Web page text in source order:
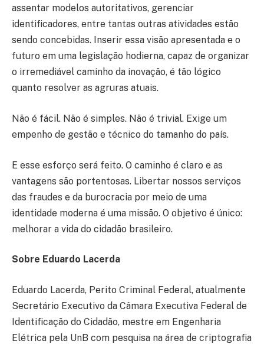
assentar modelos autoritativos, gerenciar
identificadores, entre tantas outras atividades estão
sendo concebidas. Inserir essa visão apresentada e o
futuro em uma legislação hodierna, capaz de organizar
o irremediável caminho da inovação, é tão lógico
quanto resolver as agruras atuais.
Não é fácil. Não é simples. Não é trivial. Exige um
empenho de gestão e técnico do tamanho do país.
E esse esforço será feito. O caminho é claro e as
vantagens são portentosas. Libertar nossos serviços
das fraudes e da burocracia por meio de uma
identidade moderna é uma missão. O objetivo é único:
melhorar a vida do cidadão brasileiro.
Sobre Eduardo Lacerda
Eduardo Lacerda, Perito Criminal Federal, atualmente
Secretário Executivo da Câmara Executiva Federal de
Identificação do Cidadão, mestre em Engenharia
Elétrica pela UnB com pesquisa na área de criptografia